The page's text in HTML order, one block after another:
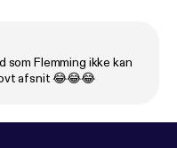
[
https://vud
som Flemming ikke kan
afsnit 😂😂😂